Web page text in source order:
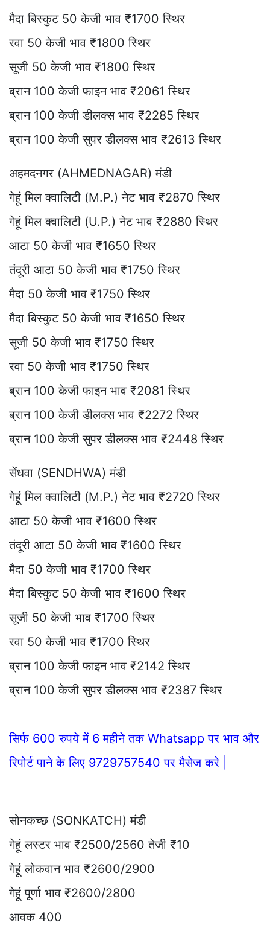
मैदा बिस्कुट 50 केजी भाव ₹1700 स्थिर
रवा 50 केजी भाव ₹1800 स्थिर
सूजी 50 केजी भाव ₹1800 स्थिर
ब्रान 100 केजी फाइन भाव ₹2061 स्थिर
ब्रान 100 केजी डीलक्स भाव ₹2285 स्थिर
ब्रान 100 केजी सुपर डीलक्स भाव ₹2613 स्थिर
अहमदनगर (AHMEDNAGAR) मंडी
गेहूं मिल क्वालिटी (M.P.) नेट भाव ₹2870 स्थिर
गेहूं मिल क्वालिटी (U.P.) नेट भाव ₹2880 स्थिर
आटा 50 केजी भाव ₹1650 स्थिर
तंदूरी आटा 50 केजी भाव ₹1750 स्थिर
मैदा 50 केजी भाव ₹1750 स्थिर
मैदा बिस्कुट 50 केजी भाव ₹1650 स्थिर
सूजी 50 केजी भाव ₹1750 स्थिर
रवा 50 केजी भाव ₹1750 स्थिर
ब्रान 100 केजी फाइन भाव ₹2081 स्थिर
ब्रान 100 केजी डीलक्स भाव ₹2272 स्थिर
ब्रान 100 केजी सुपर डीलक्स भाव ₹2448 स्थिर
सेंधवा (SENDHWA) मंडी
गेहूं मिल क्वालिटी (M.P.) नेट भाव ₹2720 स्थिर
आटा 50 केजी भाव ₹1600 स्थिर
तंदूरी आटा 50 केजी भाव ₹1600 स्थिर
मैदा 50 केजी भाव ₹1700 स्थिर
मैदा बिस्कुट 50 केजी भाव ₹1600 स्थिर
सूजी 50 केजी भाव ₹1700 स्थिर
रवा 50 केजी भाव ₹1700 स्थिर
ब्रान 100 केजी फाइन भाव ₹2142 स्थिर
ब्रान 100 केजी सुपर डीलक्स भाव ₹2387 स्थिर
सिर्फ 600 रुपये में 6 महीने तक Whatsapp पर भाव और
रिपोर्ट पाने के लिए 9729757540 पर मैसेज करे |
सोनकच्छ (SONKATCH) मंडी
गेहूं लस्टर भाव ₹2500/2560 तेजी ₹10
गेहूं लोकवान भाव ₹2600/2900
गेहूं पूर्णा भाव ₹2600/2800
आवक 400